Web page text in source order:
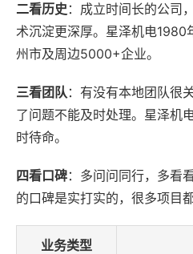
二看历史 ：成立时间长的公司
术沉淀更深厚。星泽机电
州市及周边5000+企业。
三看团队：有没有本地团队很
了问题不能及时处理。星泽机
时待命。
四看口碑：多问问同行，多看
的口碑是实打实的，很多项目
业务类型